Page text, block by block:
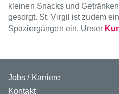
kleinen Snacks und
gesorgt. St. Virgil ist zudem
Spaziergängen ein. Unser
Jobs / Karriere
Kontakt